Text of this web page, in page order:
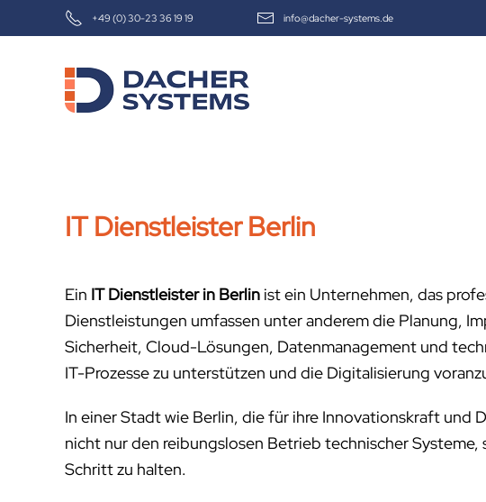
+49 (0) 30-23 36 19 19 info@dacher-systems.de
IT Dienstleister Berlin
Ein IT Dienstleister in Berlin ist ein Unternehmen, das
Dienstleistungen umfassen unter anderem die Planung,
Sicherheit, Cloud-Lösungen, Datenmanagement und
IT-Prozesse zu unterstützen und die Digitalisierung
In einer Stadt wie Berlin, die für ihre Innovationskraft und
nicht nur den reibungslosen Betrieb technischer
Schritt zu halten.